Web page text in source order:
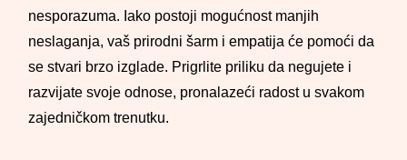
nesporazuma. Iako postoji mogućnost manjih
neslaganja, vaš prirodni šarm i empatija će pomoći da
se stvari brzo izglade. Prigrlite priliku da negujete i
razvijate svoje odnose, pronalazeći radost u svakom
zajedničkom trenutku.